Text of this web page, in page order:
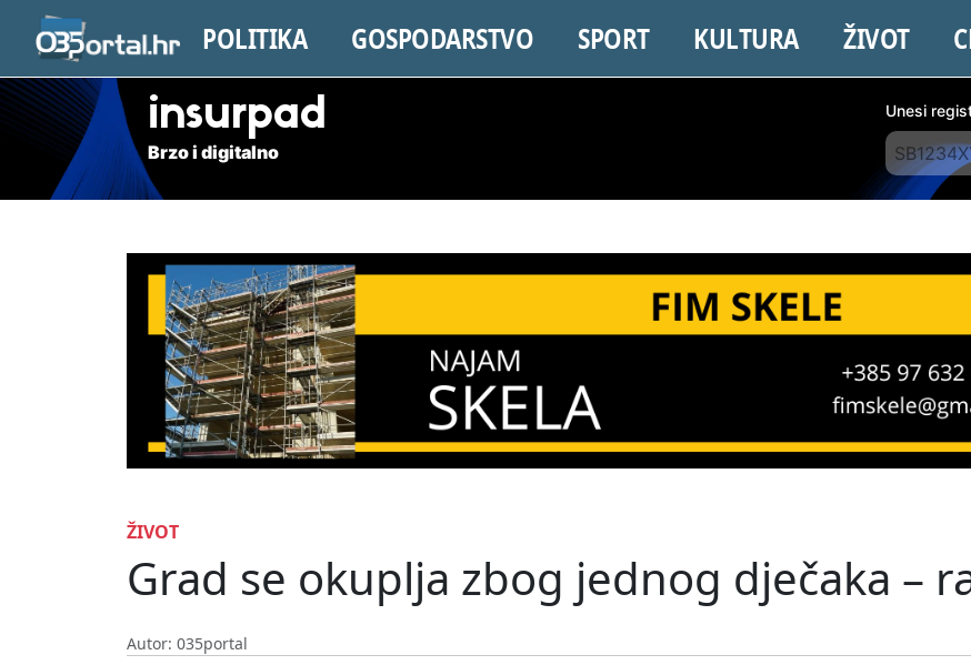
POLITIKA GOSPODARSTVO SPORT KULTURA ŽIVOT
insurpad
Brzo i digitalno
Unesi
ŽIVOT
Grad se okuplja zbog jednog dječaka –
Autor: 035portal